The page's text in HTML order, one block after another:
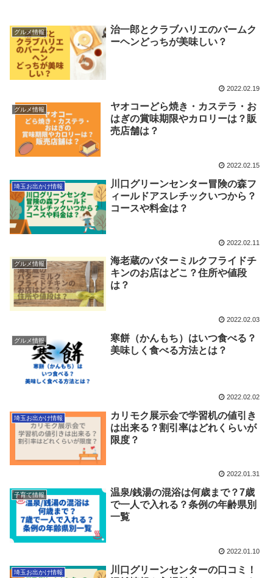
グルメ情報
治一郎とクラブハリエのバームク
ーヘンどっちが美味しい？
2022.02.19
グルメ情報
ヤオコーどら焼き・カステラ・お
はぎの賞味期限やカロリーは？販
売店舗は？
2022.02.15
埼玉お出かけ情報
川口グリーンセンター冒険の森フ
ィールドアスレチックいつから？
コースや料金は？
2022.02.11
グルメ情報
海老蔵のバターミルクフライドチ
キンのお店はどこ？住所や値段
は？
2022.02.03
グルメ情報
寒餅（かんもち）はいつ食べる？
美味しく食べる方法とは？
2022.02.02
埼玉お出かけ情報
カリモク展示会で学習机の値引き
は出来る？割引率はどれくらいが
限度？
2022.01.31
子育て情報
温泉/銭湯の混浴は何歳まで？7歳
で一人で入れる？条例の年齢県別
一覧
2022.01.10
埼玉お出かけ情報
川口グリーンセンターの口コミ！